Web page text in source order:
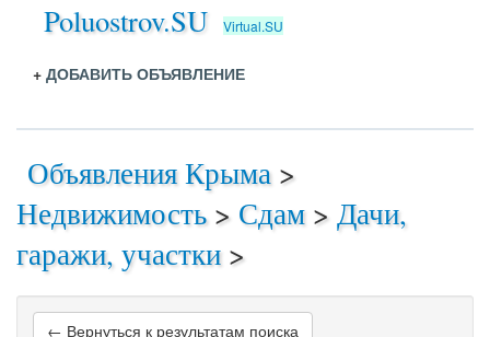
Poluostrov.SU Virtual.SU
+ ДОБАВИТЬ ОБЪЯВЛЕНИЕ
Объявления Крыма >
Недвижимость> Сдам > Дачи,
гаражи, участки >
← Вернуться к результатам поиска